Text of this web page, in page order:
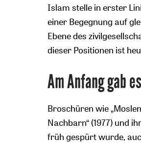
Islam stelle in erster
einer Begegnung auf
Ebene des
dieser Positionen ist
Am Anfang gab
Broschüren wie
Nachbarn“ (1977) und
früh gespürt wurde,